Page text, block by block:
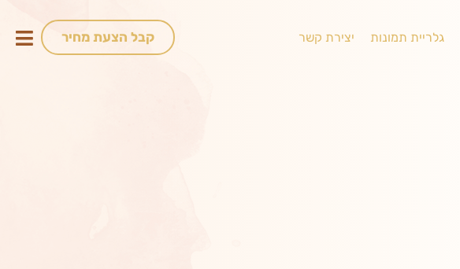
גלריית תמונות יצירת קשר קבל הצעת מחיר